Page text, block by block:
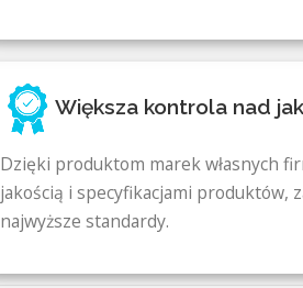
Większa kontrola nad
Dzięki produktom marek własnych
jakością i specyfikacjami produktów,
najwyższe standardy.